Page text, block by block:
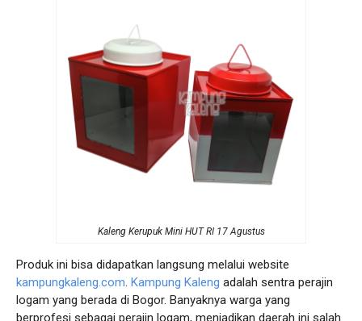
Kaleng Kerupuk Mini HUT RI 17 Agustus
Produk ini bisa didapatkan langsung melalui website
kampungkaleng.com. Kampung Kaleng adalah sentra perajin
logam yang berada di Bogor. Banyaknya warga yang
berprofesi sebagai perajin logam, menjadikan daerah ini salah